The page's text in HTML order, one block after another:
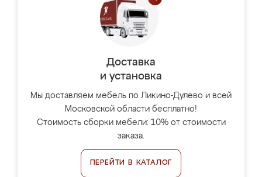
Доставка
и установка
Мы доставляем мебель по Ликино-Дулёво и всей
Московской области бесплатно!
Стоимость сборки мебели: 10% от стоимости
заказа.
ПЕРЕЙТИ В КАТАЛОГ